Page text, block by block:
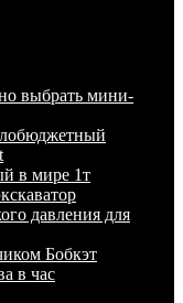
выбрать мини-
в мире 1т
давления для
Бобкэт
в час